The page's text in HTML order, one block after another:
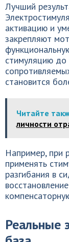
Лучший
активацию и
закрепляют
стимуляцию до
становится
Читайте
личности
Например, при
применять
разгибания в
Реальные